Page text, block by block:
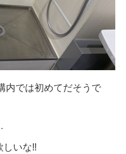
内では初めてだそうで
いな‼︎